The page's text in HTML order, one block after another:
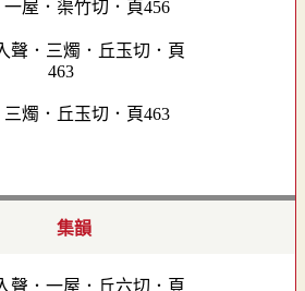
一屋．渠竹切．頁456
三燭．丘玉切．頁463
集韻